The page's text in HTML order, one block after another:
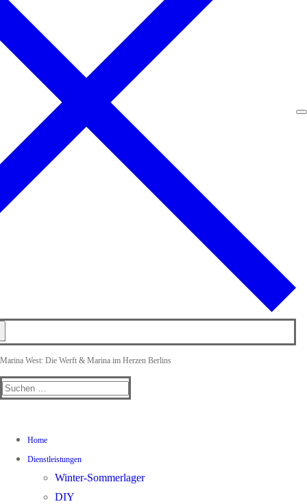
Marina West: Die Werft & Marina im Herzen Berlins
Suchen
Home
Dienstleistungen
Winter-Sommerlager
DIY